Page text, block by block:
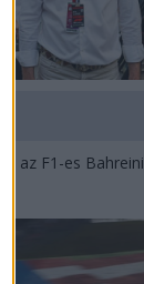
az F1-es Bahreini